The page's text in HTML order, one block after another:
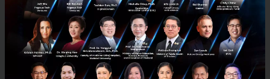
จุดเปลี่ยนใหญ่เกิดขึ้นเมื่อวันที่ 14 พฤศจิกายน 2025 ที่